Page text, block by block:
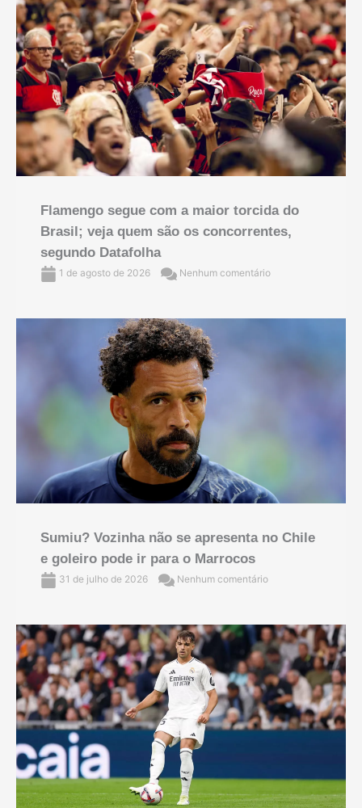
Flamengo segue com a maior torcida do
Brasil; veja quem são os concorrentes,
segundo Datafolha
1 de agosto de 2026 Nenhum comentário
Sumiu? Vozinha não se apresenta no Chile
e goleiro pode ir para o Marrocos
31 de julho de 2026 Nenhum comentário